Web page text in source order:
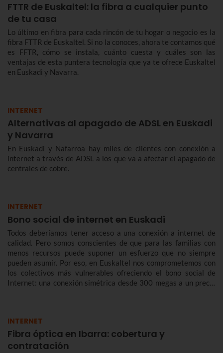
FTTR de Euskaltel: la fibra a cualquier punto
de tu casa
Lo último en fibra para cada rincón de tu hogar o negocio es la
fibra FTTR de Euskaltel. Si no la conoces, ahora te contamos qué
es FFTR, cómo se instala, cuánto cuesta y cuáles son las
ventajas de esta puntera tecnología que ya te ofrece Euskaltel
en Euskadi y Navarra.
INTERNET
Alternativas al apagado de ADSL en Euskadi
y Navarra
En Euskadi y Nafarroa hay miles de clientes con conexión a
internet a través de ADSL a los que va a afectar el apagado de
centrales de cobre.
INTERNET
Bono social de internet en Euskadi
Todos deberíamos tener acceso a una conexión a internet de
calidad. Pero somos conscientes de que para las familias con
menos recursos puede suponer un esfuerzo que no siempre
pueden asumir. Por eso, en Euskaltel nos comprometemos con
los colectivos más vulnerables ofreciendo el bono social de
Internet: una conexión simétrica desde 300 megas a un precio
INTERNET
Fibra óptica en Ibarra: cobertura y
contratación